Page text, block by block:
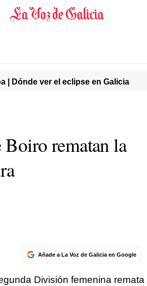
| Dónde ver el eclipse en Galicia
Boiro rematan la
Añade a La Voz de Galicia en Google
División femenina remata